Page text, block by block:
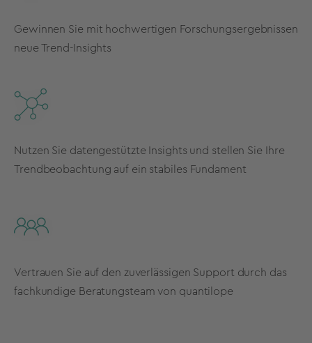
Gewinnen Sie mit hochwertigen Forschungsergebnissen
neue Trend-Insights
Nutzen Sie datengestützte Insights und stellen Sie Ihre
Trendbeobachtung auf ein stabiles Fundament
Vertrauen Sie auf den zuverlässigen Support durch das
fachkundige Beratungsteam von quantilope